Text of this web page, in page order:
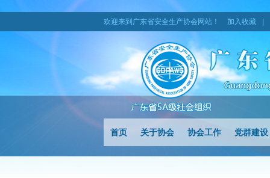
欢迎来到广东省安全生产协会网站！ 加入收藏
首页 关于协会 协会工作 党群建设